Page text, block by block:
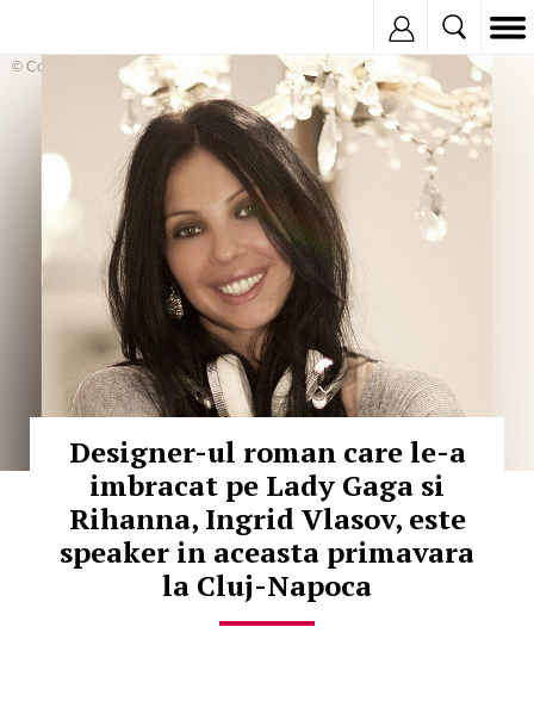
© Copyright:
Designer-ul roman care le-a
imbracat pe Lady Gaga si
Rihanna, Ingrid Vlasov, este
speaker in aceasta primavara
la Cluj-Napoca